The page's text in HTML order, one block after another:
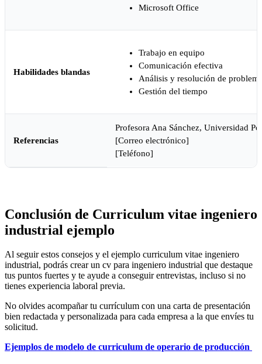
Microsoft Office
Habilidades blandas
Trabajo en equipo
Comunicación efectiva
Análisis y resolución de
Gestión del tiempo
Referencias
Profesora Ana Sánchez, Universidad
[Correo electrónico]
[Teléfono]
Conclusión de Curriculum vitae ingeniero
industrial ejemplo
Al seguir estos consejos y el ejemplo curriculum vitae ingeniero
industrial, podrás crear un cv para ingeniero industrial que destaque
tus puntos fuertes y te ayude a conseguir entrevistas, incluso si no
tienes experiencia laboral previa.
No olvides acompañar tu currículum con una carta de presentación
bien redactada y personalizada para cada empresa a la que envíes tu
solicitud.
Ejemplos de modelo de curriculum de operario de producción